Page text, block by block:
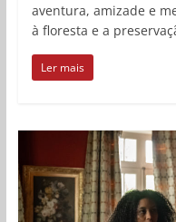
aventura, amizade e
à floresta e a
Ler mais